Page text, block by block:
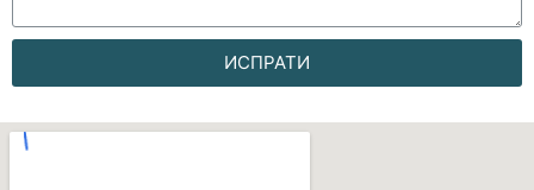
ИСПРАТИ